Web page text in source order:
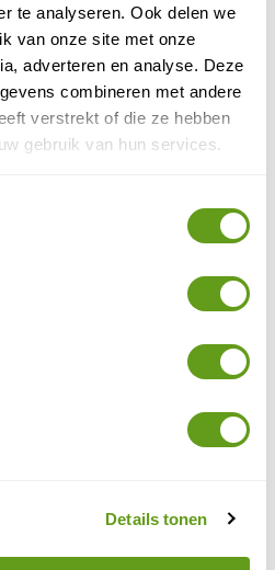
te analyseren. Ook delen we
van onze site met onze
adverteren en analyse. Deze
combineren met andere
verstrekt of die ze hebben
gebruik van hun services.
Details tonen
kan zijn is het voorjaar ook
de Lofoten te verkennen.
- Fietsvakantie